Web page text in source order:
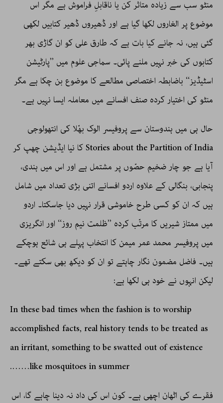
منٹو سب سے زیادہ متاثر کن یا ناقابلِ فراموش ہے مگر اس
موضوع پر الغاروں لکھا گیا ہے اور ڈھیروں ڈھیر کتابیں لکھی
گئی ہیں، نہ جانے کیا بات ہے کہ طارق علی کو ان گاڑی بھر
کتابوں کی خبر نہیں ملنے پائی۔ سماجی علوم میں ’’پارٹیشن
اسٹیڈیز‘‘ باضابطہ اختصاصی مطالعے کا موضوع بن چکا ہے مگر
منٹو کی اختیار کردہ صنف افسانے میں معاملہ ایسا نہیں ہے۔
حال ہی میں ہندوستان سے پروفیسر الوک بھّلا کی انتھولوجی
Stories about the Partition of India کا نیا ایڈیشن چھپ کر
آیا ہے جو چار ضخیم حصّوں پر مشتمل ہے اور اس میں ہندی،
پنجابی، بنگالی کے علاوہ اردو افسانے اتنی بڑی تعداد میں شامل
ہیں کہ ان کو کسی طرح خاموشی قرار نہیں دیا جاسکتا۔ اردو
میں ممتاز شیریں کا مرتّب کردہ ’’ظلمت نیم روز‘‘ اور انگریزی
میں پروفیسر محمد عمر میمن کا انتخاب پہلے ہی شائع ہوچکے
ہیں۔ فاضل مضمون نگار چاہتے تو ان کو دیکھ بھی سکتے تھے۔
لیکن انہوں نے خود ہی لکھا ہے:
In these bad times when the fashion is to worship
accomplished facts, real history tends to be treated as
an irritant, something to be swatted out of existence
like mosquitoes in summer…….
فقرے کی اٹھان اچھی ہے۔ کون اس کی داد نہ دینا چاہے گا، اس